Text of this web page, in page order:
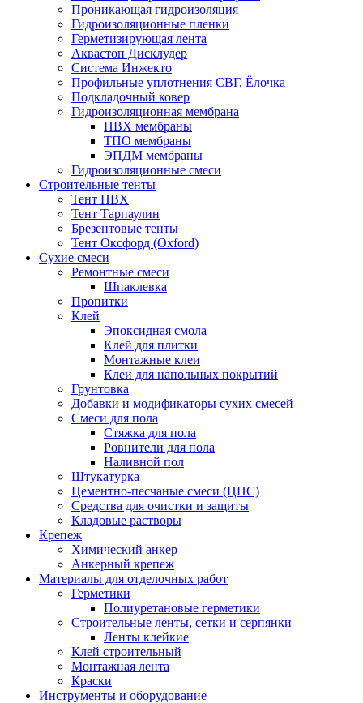
Проникающая гидроизоляция
Гидроизоляционные пленки
Герметизирующая лента
Аквастоп Дисклудер
Система Инжекто
Профильные уплотнения СВГ, Ёлочка
Подкладочный ковер
Гидроизоляционная мембрана
ПВХ мембраны
ТПО мембраны
ЭПДМ мембраны
Гидроизоляционные смеси
Строительные тенты
Тент ПВХ
Тент Тарпаулин
Брезентовые тенты
Тент Оксфорд (Oxford)
Сухие смеси
Ремонтные смеси
Шпаклевка
Пропитки
Клей
Эпоксидная смола
Клей для плитки
Монтажные клеи
Клеи для напольных покрытий
Грунтовка
Добавки и модификаторы сухих смесей
Смеси для пола
Стяжка для пола
Ровнители для пола
Наливной пол
Штукатурка
Цементно-песчаные смеси (ЦПС)
Средства для очистки и защиты
Кладовые растворы
Крепеж
Химический анкер
Анкерный крепеж
Материалы для отделочных работ
Герметики
Полиуретановые герметики
Строительные ленты, сетки и серпянки
Ленты клейкие
Клей строительный
Монтажная лента
Краски
Инструменты и оборудование